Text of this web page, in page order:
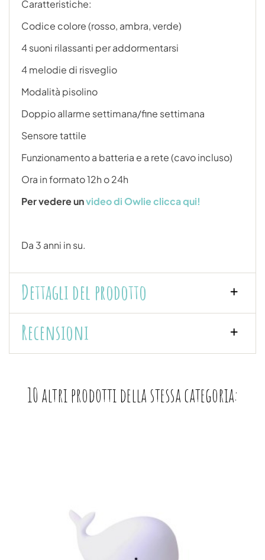
Caratteristiche:
Codice colore (rosso, ambra, verde)
4 suoni rilassanti per addormentarsi
4 melodie di risveglio
Modalità pisolino
Doppio allarme settimana/fine settimana
Sensore tattile
Funzionamento a batteria e a rete (cavo incluso)
Ora in formato 12h o 24h
Per vedere unvideo di Owlie clicca qui!
Da 3 anni in su.
Dettagli del prodotto
Recensioni
10 altri prodotti della stessa categoria: